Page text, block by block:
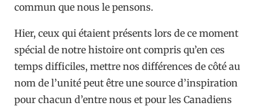
commun que nous le pensons.
Hier, ceux qui étaient présents lors de ce moment
spécial de notre histoire ont compris qu’en ces
temps difficiles, mettre nos différences de côté au
nom de l’unité peut être une source d’inspiration
pour chacun d’entre nous et pour les Canadiens